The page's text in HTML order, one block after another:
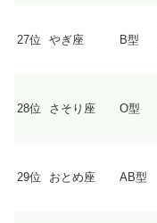
27位 やぎ座 B型
28位 さそり座 O型
29位 おとめ座 AB型